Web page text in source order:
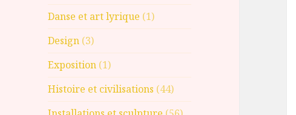
Danse et art lyrique (1)
Design (3)
Exposition (1)
Histoire et civilisations (44)